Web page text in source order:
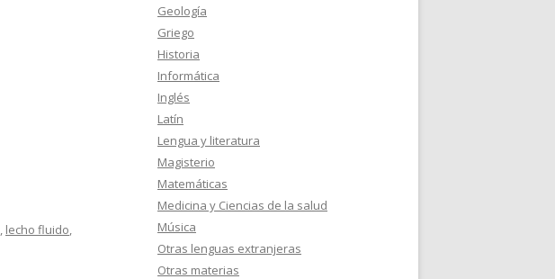
, lecho fluido,
Geología
Griego
Historia
Informática
Inglés
Latín
Lengua y literatura
Magisterio
Matemáticas
Medicina y Ciencias de la salud
Música
Otras lenguas extranjeras
Otras materias